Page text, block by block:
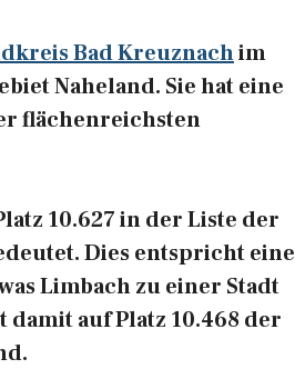
Bad Kreuznachim
Naheland. Sie hat eine
flächenreichsten
10.627 in der Liste der
Dies entspricht eine
Limbach zu einer Stadt
auf Platz 10.468 der